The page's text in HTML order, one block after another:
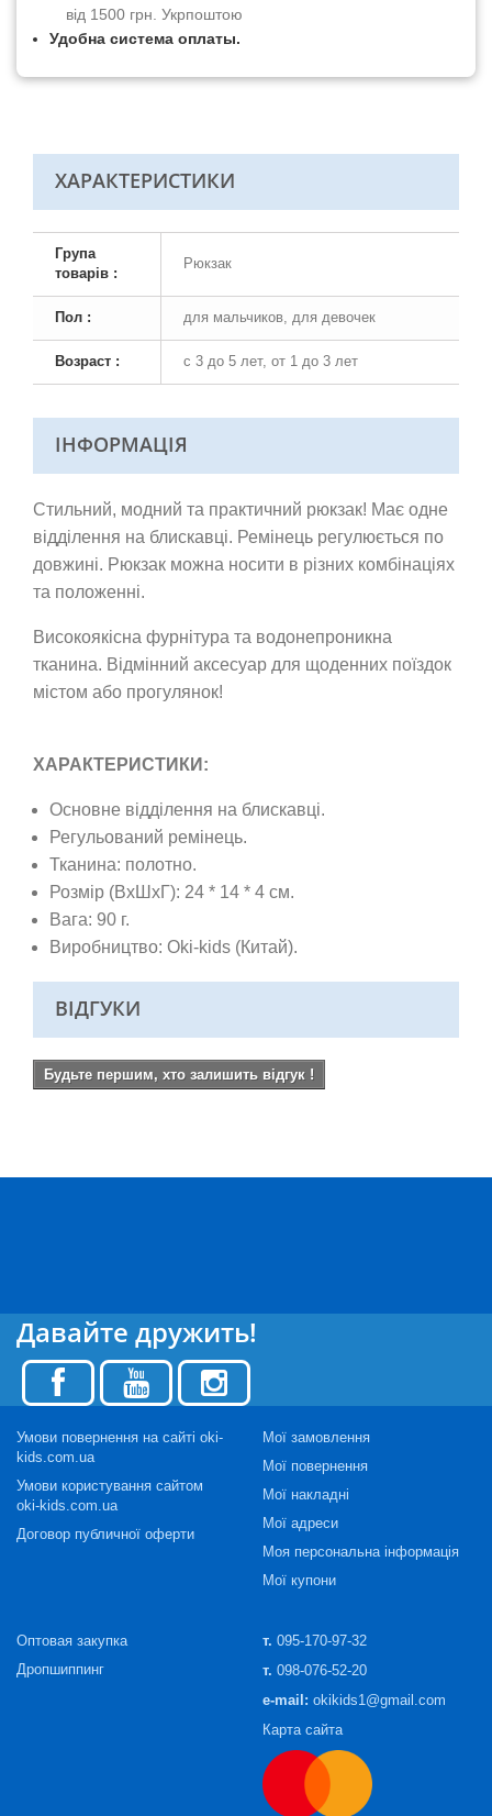
від 1500 грн. Укрпоштою
Удобна система оплаты.
ХАРАКТЕРИСТИКИ
Група
товарів :
Рюкзак
Пол : для мальчиков, для девочек
Возраст : с 3 до 5 лет, от 1 до 3 лет
ІНФОРМАЦІЯ
Стильний, модний та практичний рюкзак! Має одне
відділення на блискавці. Ремінець регулюється по
довжині. Рюкзак можна носити в різних комбінаціях
та положенні.
Високоякісна фурнітура та водонепроникна
тканина. Відмінний аксесуар для щоденних поїздок
містом або прогулянок!
ХАРАКТЕРИСТИКИ:
Основне відділення на блискавці.
Регульований ремінець.
Тканина: полотно.
Розмір (ВхШхГ): 24 * 14 * 4 см.
Вага: 90 г.
Виробництво: Oki-kids (Китай).
ВІДГУКИ
Будьте першим, хто залишить відгук !
Давайте дружить!
Умови повернення на сайті oki-
kids.com.ua
Умови користування сайтом
oki-kids.com.ua
Договор публичної оферти
Мої замовлення
Мої повернення
Мої накладні
Мої адреси
Моя персональна інформація
Мої купони
Оптовая закупка
Дропшиппинг
т. 095-170-97-32
т. 098-076-52-20
e-mail: okikids1@gmail.com
Карта сайта